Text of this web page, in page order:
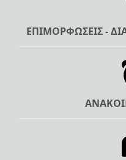
ΕΠΙΜΟΡΦΩΣΕΙΣ -